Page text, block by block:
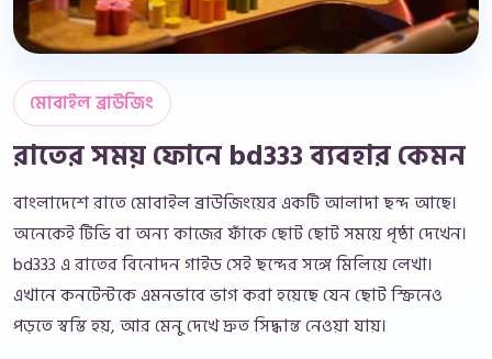
মোবাইল ব্রাউজিং
রাতের সময় ফোনে bd333 ব্যবহার কেমন
বাংলাদেশে রাতে মোবাইল ব্রাউজিংয়ের একটি আলাদা ছন্দ আছে।
অনেকেই টিভি বা অন্য কাজের ফাঁকে ছোট ছোট সময়ে পৃষ্ঠা দেখেন।
bd333 এ রাতের বিনোদন গাইড সেই ছন্দের সঙ্গে মিলিয়ে লেখা।
এখানে কনটেন্টকে এমনভাবে ভাগ করা হয়েছে যেন ছোট স্ক্রিনেও
পড়তে স্বস্তি হয়, আর মেনু দেখে দ্রুত সিদ্ধান্ত নেওয়া যায়।